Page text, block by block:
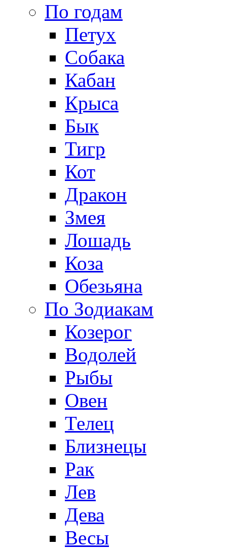
По годам
Петух
Собака
Кабан
Крыса
Бык
Тигр
Кот
Дракон
Змея
Лошадь
Коза
Обезьяна
По Зодиакам
Козерог
Водолей
Рыбы
Овен
Телец
Близнецы
Рак
Лев
Дева
Весы